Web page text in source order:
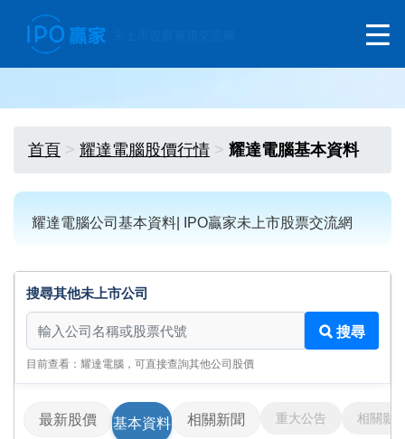
首頁 耀達電腦股價行情 耀達電腦基本資料
耀達電腦公司基本資料| IPO贏家未上市股票交流網
搜尋其他未上市公司
搜尋其他未上市公司
搜尋
目前查看：耀達電腦，可直接查詢其他公司股價
最新股價 基本資料 相關新聞 重大公告 相關影